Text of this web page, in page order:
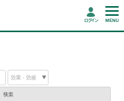
ログイン
検索